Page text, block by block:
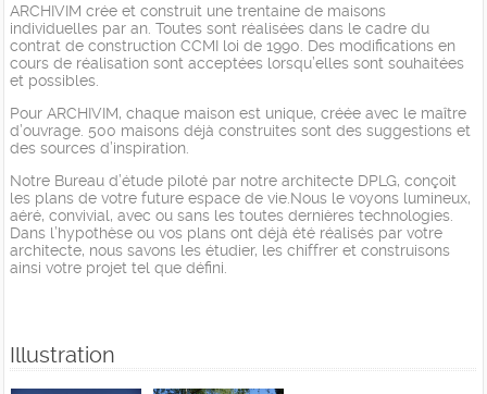
ARCHIVIM crée et construit une trentaine de maisons
individuelles par an. Toutes sont réalisées dans le cadre du
contrat de construction CCMI loi de 1990. Des modifications en
cours de réalisation sont acceptées lorsqu’elles sont souhaitées
et possibles.
Pour ARCHIVIM, chaque maison est unique, créée avec le maître
d’ouvrage. 500 maisons déjà construites sont des suggestions et
des sources d’inspiration.
Notre Bureau d’étude piloté par notre architecte DPLG, conçoit
les plans de votre future espace de vie.Nous le voyons lumineux,
aéré, convivial, avec ou sans les toutes dernières technologies.
Dans l’hypothèse ou vos plans ont déjà été réalisés par votre
architecte, nous savons les étudier, les chiffrer et construisons
ainsi votre projet tel que défini.
Illustration